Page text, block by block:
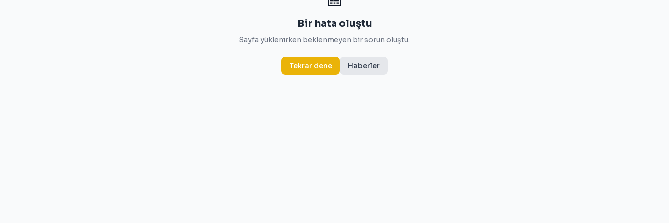
Bir hata oluştu
Sayfa yüklenirken beklenmeyen bir sorun oluştu.
Tekrar dene Haberler